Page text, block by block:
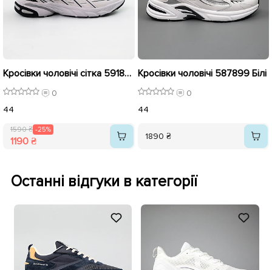
Кросівки чоловічі сітка 591854 Білі розпродаж
0
44
1590 ₴ -25%
1190 ₴
Кросівки чоловічі 587899 Білі
0
44
1890 ₴
Останні відгуки в категорії